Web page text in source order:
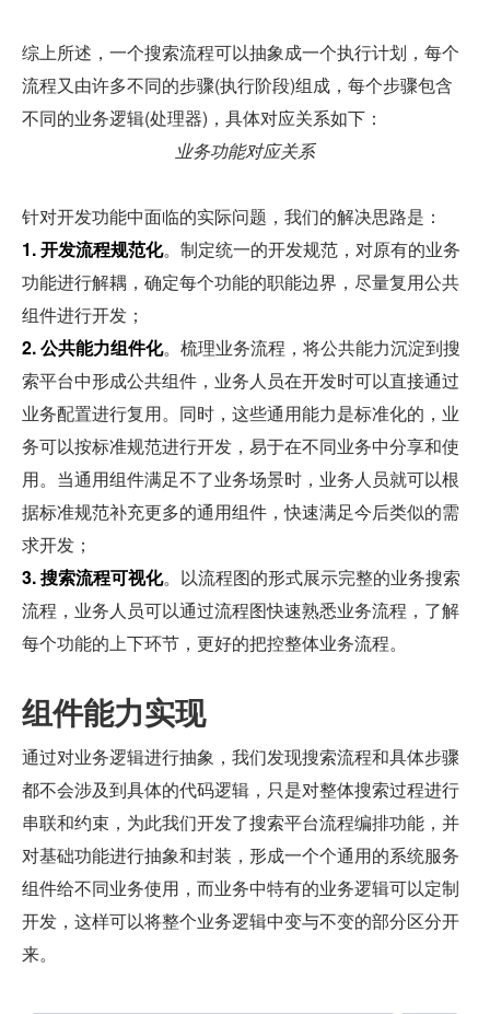
综上所述，一个搜索流程可以抽象成一个执行计划，每个
流程又由许多不同的步骤(执行阶段)组成，每个步骤包含
不同的业务逻辑(处理器)，具体对应关系如下：
业务功能对应关系
针对开发功能中面临的实际问题，我们的解决思路是：
1. 开发流程规范化。制定统一的开发规范，对原有的业务
功能进行解耦，确定每个功能的职能边界，尽量复用公共
组件进行开发；
2. 公共能力组件化。梳理业务流程，将公共能力沉淀到搜
索平台中形成公共组件，业务人员在开发时可以直接通过
业务配置进行复用。同时，这些通用能力是标准化的，业
务可以按标准规范进行开发，易于在不同业务中分享和使
用。当通用组件满足不了业务场景时，业务人员就可以根
据标准规范补充更多的通用组件，快速满足今后类似的需
求开发；
3. 搜索流程可视化。以流程图的形式展示完整的业务搜索
流程，业务人员可以通过流程图快速熟悉业务流程，了解
每个功能的上下环节，更好的把控整体业务流程。
组件能力实现
通过对业务逻辑进行抽象，我们发现搜索流程和具体步骤
都不会涉及到具体的代码逻辑，只是对整体搜索过程进行
串联和约束，为此我们开发了搜索平台流程编排功能，并
对基础功能进行抽象和封装，形成一个个通用的系统服务
组件给不同业务使用，而业务中特有的业务逻辑可以定制
开发，这样可以将整个业务逻辑中变与不变的部分区分开
来。